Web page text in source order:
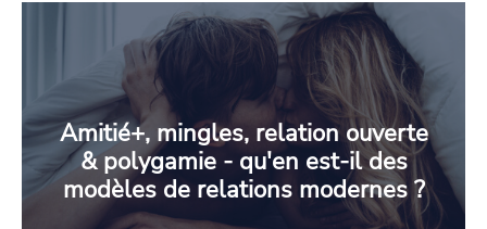
Amitié+, mingles, relation ouverte
& polygamie - qu'en est-il des
modèles de relations modernes ?